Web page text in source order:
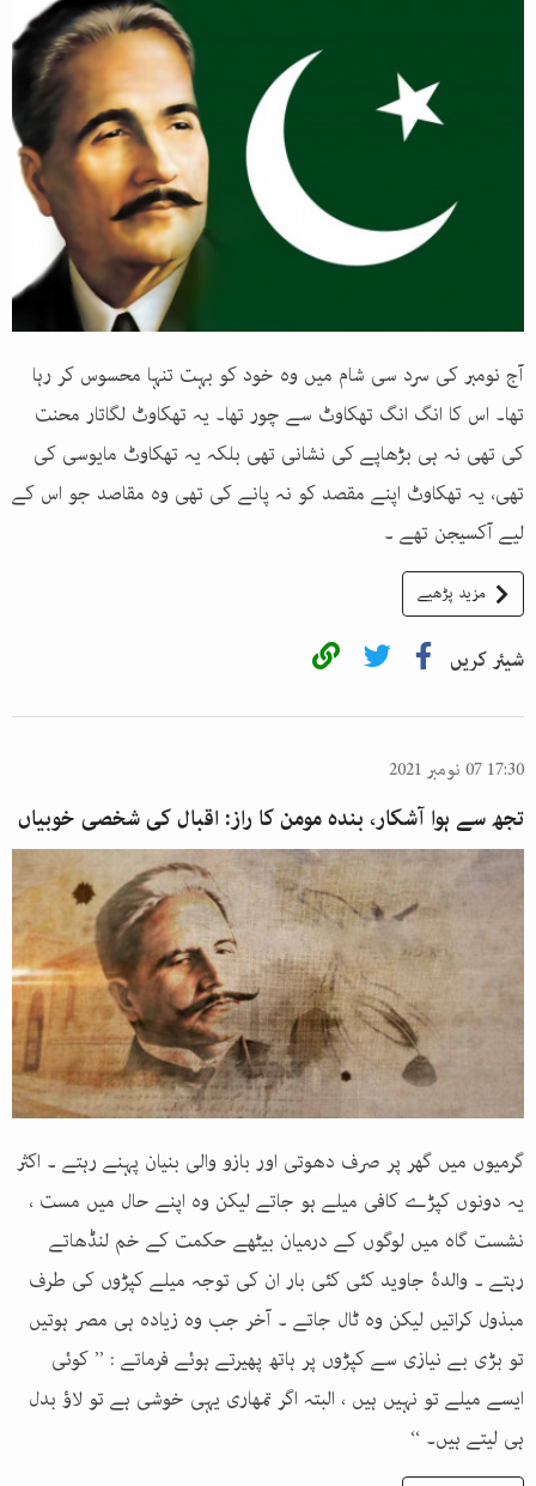
آج نومبر کی سرد سی شام میں وہ خود کو بہت تنہا محسوس کر رہا
تھا۔ اس کا انگ انگ تھکاوٹ سے چور تھا۔ یہ تھکاوٹ لگاتار محنت
کی تھی نہ ہی بڑھاپے کی نشانی تھی بلکہ یہ تھکاوٹ مایوسی کی
تھی، یہ تھکاوٹ اپنے مقصد کو نہ پانے کی تھی وہ مقاصد جو اس کے
لیے آکسیجن تھے ۔
مزید پڑھیے
شیئر کریں
17:30 07 نومبر 2021
تجھ سے ہوا آشکار، بندہ مومن کا راز: اقبال کی شخصی خوبیاں
گرمیوں میں گھر پر صرف دھوتی اور بازو والی بنیان پہنے رہتے ۔ اکثر
یہ دونوں کپڑے کافی میلے ہو جاتے لیکن وہ اپنے حال میں مست ،
نشست گاہ میں لوگوں کے درمیان بیٹھے حکمت کے خم لنڈھاتے
رہتے ۔ والدۂ جاوید کئی کئی بار ان کی توجہ میلے کپڑوں کی طرف
مبذول کراتیں لیکن وہ ٹال جاتے ۔ آخر جب وہ زیادہ ہی مصر ہوتیں
تو بڑی بے نیازی سے کپڑوں پر ہاتھ پھیرتے ہوئے فرماتے : ’’ کوئی
ایسے میلے تو نہیں ہیں ، البتہ اگر تمھاری یہی خوشی ہے تو لاؤ بدل
ہی لیتے ہیں۔ ‘‘